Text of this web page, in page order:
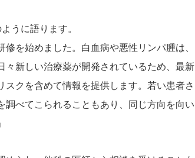
うに語ります。
を始めました。白血病や悪性リンパ腫は、
新しい治療薬が開発されているため、最新
クを含めて情報を提供します。若い患者さ
べてこられることもあり、同じ方向を向い